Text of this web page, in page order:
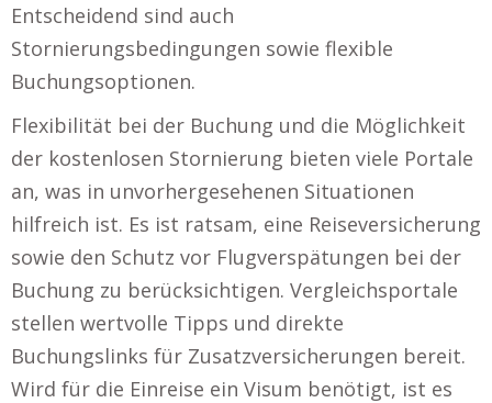
Entscheidend sind auch
Stornierungsbedingungen sowie flexible
Buchungsoptionen.
Flexibilität bei der Buchung und die Möglichkeit
der kostenlosen Stornierung bieten viele Portale
an, was in unvorhergesehenen Situationen
hilfreich ist. Es ist ratsam, eine Reiseversicherung
sowie den Schutz vor Flugverspätungen bei der
Buchung zu berücksichtigen. Vergleichsportale
stellen wertvolle Tipps und direkte
Buchungslinks für Zusatzversicherungen bereit.
Wird für die Einreise ein Visum benötigt, ist es